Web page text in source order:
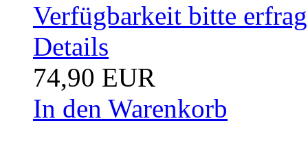
Verfügbarkeit bitte
Details
74,90 EUR
In den Warenkorb